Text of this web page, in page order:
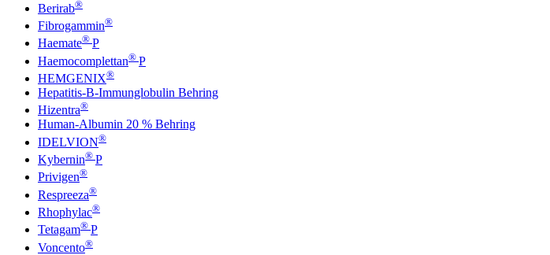
Berirab®
Fibrogammin®
Haemate® P
Haemocomplettan® P
HEMGENIX®
Hepatitis-B-Immunglobulin Behring
Hizentra®
Human-Albumin 20 % Behring
IDELVION®
Kybernin® P
Privigen®
Respreeza®
Rhophylac®
Tetagam® P
Voncento®